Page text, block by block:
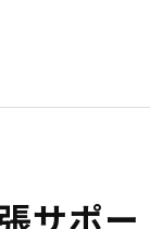
サポ